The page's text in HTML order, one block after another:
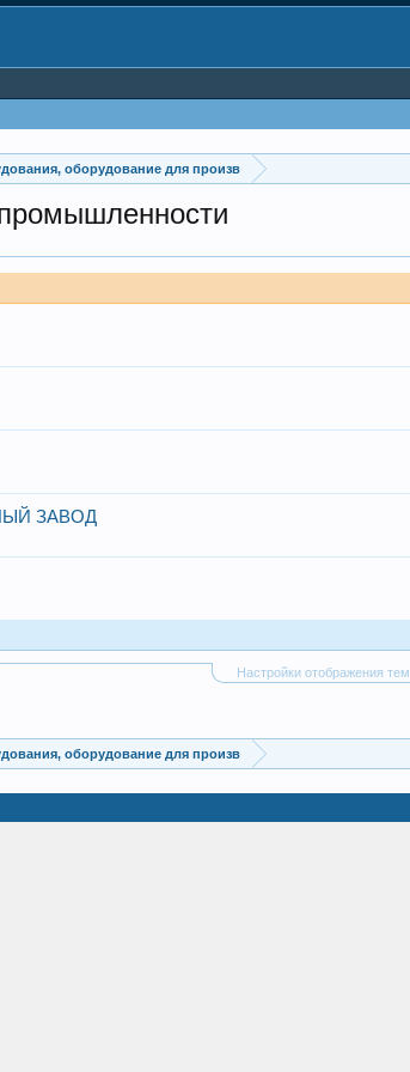
оборудование для произв
ЗАВОД
Настройки отображения тем
оборудование для произв